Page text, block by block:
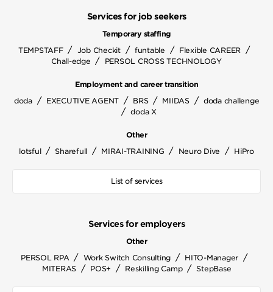
Services for job seekers
Temporary staffing
TEMPSTAFF / Job Checkit / funtable / Flexible CAREER /
Chall-edge / PERSOL CROSS TECHNOLOGY
Employment and career transition
doda / EXECUTIVE AGENT / BRS / MIIDAS / doda challenge
/ doda X
Other
lotsful / Sharefull / MIRAI-TRAINING / Neuro Dive / HiPro
List of services
Services for employers
Other
PERSOL RPA / Work Switch Consulting / HITO-Manager /
MITERAS / POS+ / Reskilling Camp / StepBase